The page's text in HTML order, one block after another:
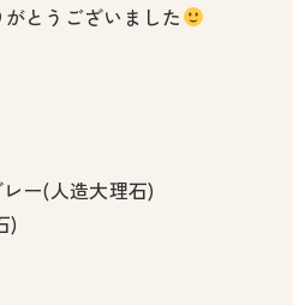
とうございました
ー(人造大理石)
)